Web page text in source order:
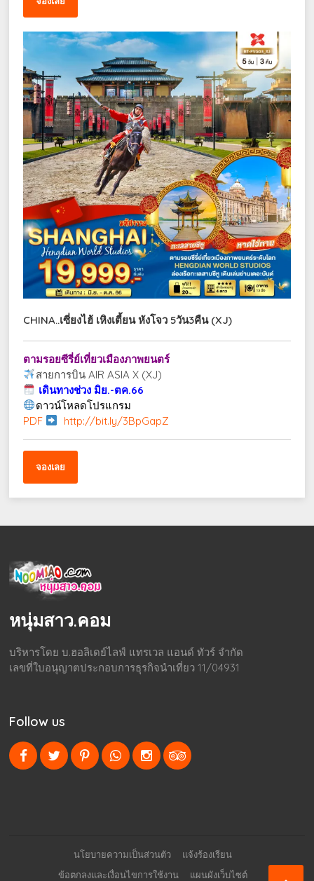
CHINA..เซี่ยงไฮ้ เหิงเตี้ยน หังโจว 5วัน3คืน (XJ)
ตามรอยซีรี่ย์เที่ยวเมืองภาพยนตร์
สายการบิน AIR ASIA X (XJ)
เดินทางช่วง มิย.-ตค.66
ดาวน์โหลดโปรแกรม
PDF
http://bit.ly/3BpGapZ
จองเลย
หนุ่มสาว.คอม
บริหารโดย บ.ฮอลิเดย์ไลฟ์ แทรเวล แอนด์ ทัวร์ จำกัด
เลขที่ใบอนุญาตประกอบการธุรกิจนำเที่ยว 11/04931
Follow us
นโยบายความเป็นส่วนตัว
แจ้งร้องเรียน
ข้อตกลงและเงื่อนไขการใช้งาน
แผนผังเว็บไซต์